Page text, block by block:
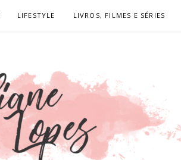
LIFESTYLE LIVROS, FILMES E SÉRIES